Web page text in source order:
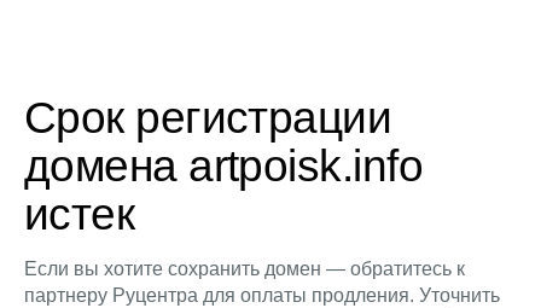
Срок регистрации
домена artpoisk.info
истек
Если вы хотите сохранить домен — обратитесь к
партнеру Руцентра для оплаты продления. Уточнить